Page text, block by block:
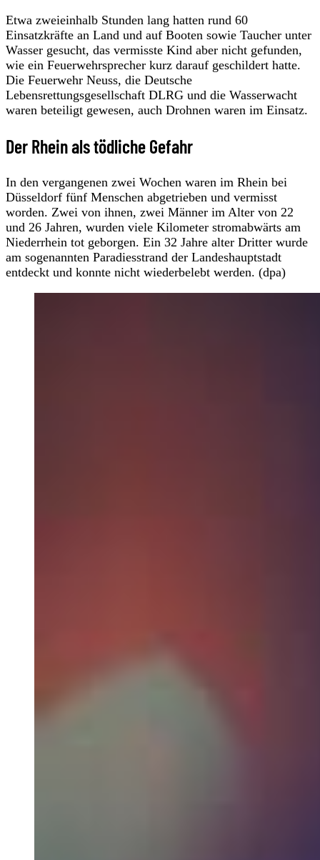
Etwa zweieinhalb Stunden lang hatten rund 60
Einsatzkräfte an Land und auf Booten sowie Taucher unter
Wasser gesucht, das vermisste Kind aber nicht gefunden,
wie ein Feuerwehrsprecher kurz darauf geschildert hatte.
Die Feuerwehr Neuss, die Deutsche
Lebensrettungsgesellschaft DLRG und die Wasserwacht
waren beteiligt gewesen, auch Drohnen waren im Einsatz.
Der Rhein als tödliche Gefahr
In den vergangenen zwei Wochen waren im Rhein bei
Düsseldorf fünf Menschen abgetrieben und vermisst
worden. Zwei von ihnen, zwei Männer im Alter von 22
und 26 Jahren, wurden viele Kilometer stromabwärts am
Niederrhein tot geborgen. Ein 32 Jahre alter Dritter wurde
am sogenannten Paradiesstrand der Landeshauptstadt
entdeckt und konnte nicht wiederbelebt werden. (dpa)